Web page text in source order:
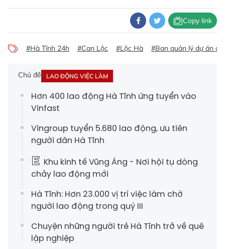
Copy link
#Hà Tĩnh 24h #Can Lộc #Lộc Hà #Ban quản lý dự án
Chủ đề LAO ĐỘNG VIỆC LÀM
Hơn 400 lao động Hà Tĩnh ứng tuyển vào
Vinfast
Vingroup tuyển 5.680 lao động, ưu tiên
người dân Hà Tĩnh
Khu kinh tế Vũng Áng - Nơi hội tụ dòng
chảy lao động mới
Hà Tĩnh: Hơn 23.000 vị trí việc làm chờ
người lao động trong quý III
Chuyện những người trẻ Hà Tĩnh trở về quê
lập nghiệp